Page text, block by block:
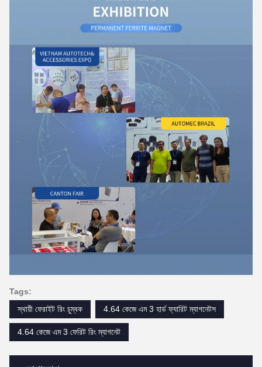
Tags:
স্থায়ী ফেরাইট রিং চুম্বক
4.64 কেজে এম 3 হার্ড ফ্যারিট ম্যাগনেটস
4.64 কেজে এম 3 ফেরিট রিং ম্যাগনেট